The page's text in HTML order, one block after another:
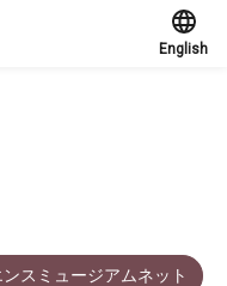
English
スミュージアムネット